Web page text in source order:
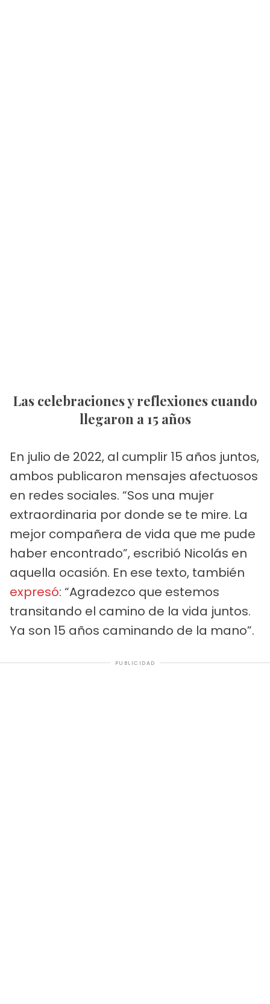
Las celebraciones y reflexiones cuando
llegaron a 15 años
En julio de 2022, al cumplir 15 años juntos,
ambos publicaron mensajes afectuosos
en redes sociales. “Sos una mujer
extraordinaria por donde se te mire. La
mejor compañera de vida que me pude
haber encontrado”, escribió Nicolás en
aquella ocasión. En ese texto, también
expresó: “Agradezco que estemos
transitando el camino de la vida juntos.
Ya son 15 años caminando de la mano”.
PUBLICIDAD